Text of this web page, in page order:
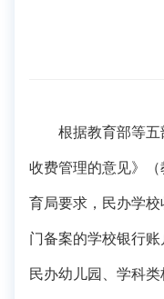
根据教育部等五
收费管理的意见》（
育局要求，民办学
门备案的学校银行
民办幼儿园、学科类